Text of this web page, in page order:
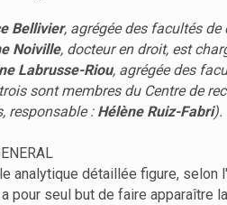
Bellivier, agrégée des facultés
Noiville, docteur en droit, est
Labrusse-Riou, agrégée des
sont membres du Centre de
responsable : Hélène Ruiz-Fabri).
analytique détaillée figure, selon
pour seul but de faire apparaître